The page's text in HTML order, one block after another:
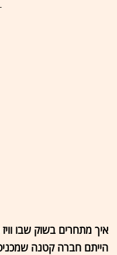
איך מתחרים בשוק שבו
הייתם חברה קטנה